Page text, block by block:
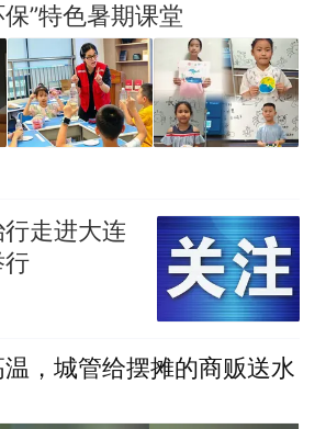
”特色暑期课堂
走进大连
行
，城管给摆摊的商贩送水